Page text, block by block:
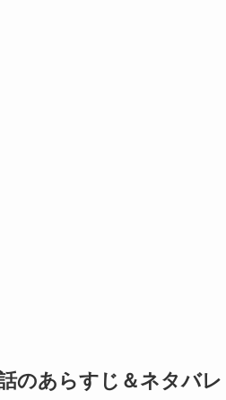
のあらすじ＆ネタバレ